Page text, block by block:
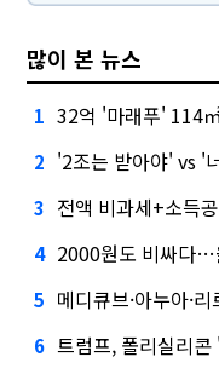
많이 본 뉴스
1 32억 '마래푸' 114㎡
2 '2조는 받아야' vs '
3 전액 비과세+소득
4 2000원도 비싸다…올
5 메디큐브·아누아·
6 트럼프, 폴리실리콘